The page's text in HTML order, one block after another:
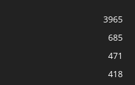
3965
685
471
418